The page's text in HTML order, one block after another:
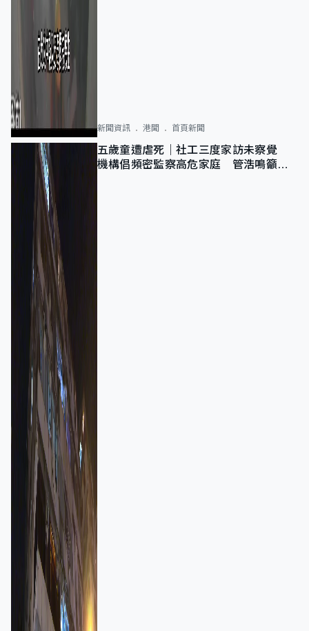
新聞資訊 港聞 首頁新聞
五歲童遭虐死｜社工三度家訪未察覺
機構倡頻密監察高危家庭 管浩鳴籲加